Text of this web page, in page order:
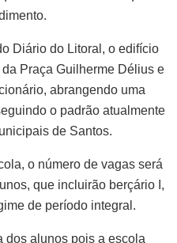
Diário do Litoral, o edifício
Praça Guilherme Délius e
abrangendo uma
o padrão atualmente
de Santos.
o número de vagas será
que incluirão berçário I,
de período integral.
dos alunos pois a escola